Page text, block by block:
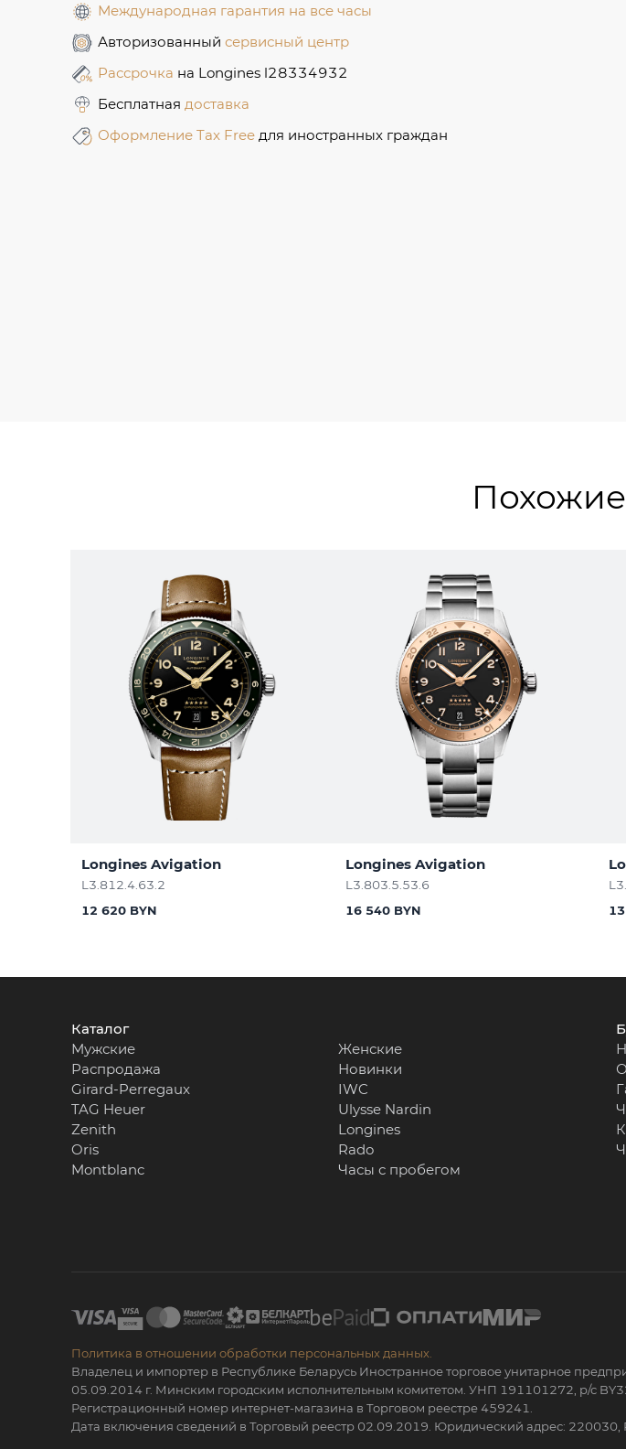
Международная гарантия на все часы
Авторизованный сервисный центр
Рассрочка на Longines l28334932
Бесплатная доставка
Оформление Tax Free для иностранных граждан
Longines Avigation
L3.812.4.63.2
12 620 BYN
Longines Avigation
L3.803.5.53.6
16 540 BYN
Каталог
Мужские
Женские
Распродажа
Новинки
Girard-Perregaux
IWC
TAG Heuer
Ulysse Nardin
Zenith
Longines
Oris
Rado
Montblanc
Часы с пробегом
Политика в отношении обработки персональных данных.
Владелец и импортер в Республике Беларусь Иностранное торговое унитарное
05.09.2014 г. Минским городским исполнительным комитетом. УНП 191101272, р/с
Регистрационный номер интернет-магазина в Торговом реестре 459241.
Дата включения сведений в Торговый реестр 02.09.2019. Юридический адрес: 220030,